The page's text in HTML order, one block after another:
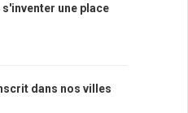
s'inventer une place
dans nos villes